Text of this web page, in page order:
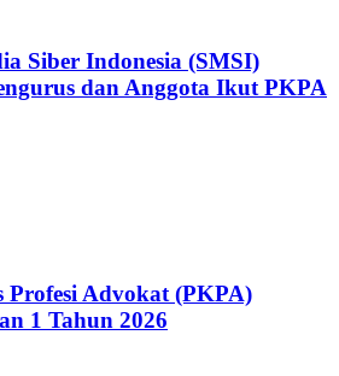
Siber Indonesia (SMSI)
dan Anggota Ikut PKPA
Profesi Advokat (PKPA)
1 Tahun 2026